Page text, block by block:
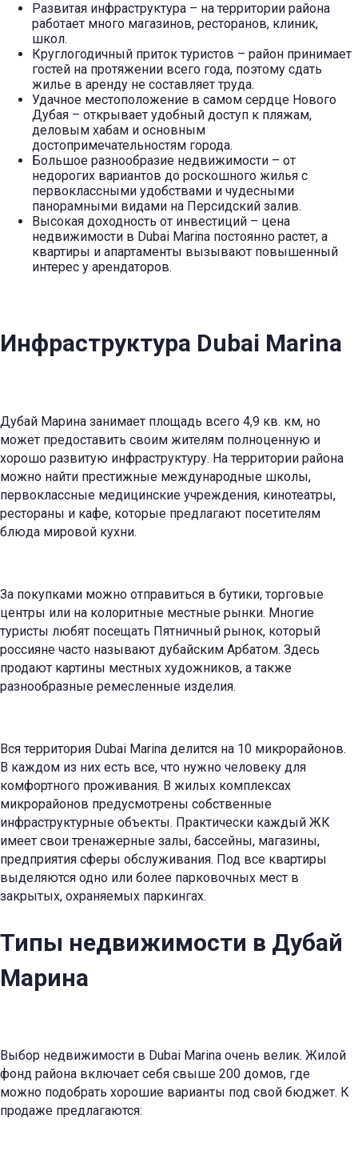
Развитая инфраструктура – на территории района
работает много магазинов, ресторанов, клиник,
школ.
Круглогодичный приток туристов – район принимает
гостей на протяжении всего года, поэтому сдать
жилье в аренду не составляет труда.
Удачное местоположение в самом сердце Нового
Дубая – открывает удобный доступ к пляжам,
деловым хабам и основным
достопримечательностям города.
Большое разнообразие недвижимости – от
недорогих вариантов до роскошного жилья с
первоклассными удобствами и чудесными
панорамными видами на Персидский залив.
Высокая доходность от инвестиций – цена
недвижимости в Dubai Marina постоянно растет, а
квартиры и апартаменты вызывают повышенный
интерес у арендаторов.
Инфраструктура Dubai Marina
Дубай Марина занимает площадь всего 4,9 кв. км, но
может предоставить своим жителям полноценную и
хорошо развитую инфраструктуру. На территории района
можно найти престижные международные школы,
первоклассные медицинские учреждения, кинотеатры,
рестораны и кафе, которые предлагают посетителям
блюда мировой кухни.
За покупками можно отправиться в бутики, торговые
центры или на колоритные местные рынки. Многие
туристы любят посещать Пятничный рынок, который
россияне часто называют дубайским Арбатом. Здесь
продают картины местных художников, а также
разнообразные ремесленные изделия.
Вся территория Dubai Marina делится на 10 микрорайонов.
В каждом из них есть все, что нужно человеку для
комфортного проживания. В жилых комплексах
микрорайонов предусмотрены собственные
инфраструктурные объекты. Практически каждый ЖК
имеет свои тренажерные залы, бассейны, магазины,
предприятия сферы обслуживания. Под все квартиры
выделяются одно или более парковочных мест в
закрытых, охраняемых паркингах.
Типы недвижимости в Дубай
Марина
Выбор недвижимости в Dubai Marina очень велик. Жилой
фонд района включает себя свыше 200 домов, где
можно подобрать хорошие варианты под свой бюджет. К
продаже предлагаются: